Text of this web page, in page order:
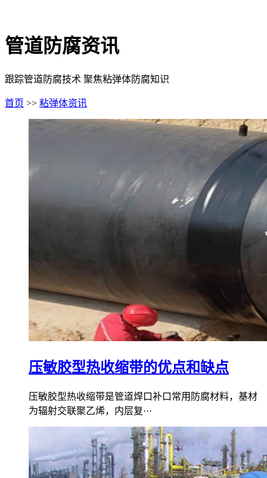
管道防腐资讯
跟踪管道防腐技术 聚焦粘弹体防腐知识
首页 >> 粘弹体资讯
压敏胶型热收缩带的优点和缺点
压敏胶型热收缩带是管道焊口补口常用防腐材料，基材
为辐射交联聚乙烯，内层复···